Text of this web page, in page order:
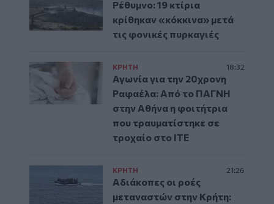
Ρέθυμνο: 19 κτίρια
κρίθηκαν «κόκκινα» μετά
τις φονικές πυρκαγιές
ΚΡΗΤΗ 18:32
Αγωνία για την 20χρονη
Ραφαέλα: Από το ΠΑΓΝΗ
στην Αθήνα η φοιτήτρια
που τραυματίστηκε σε
τροχαίο στο ΙΤΕ
ΚΡΗΤΗ 21:26
Αδιάκοπες οι ροές
μεταναστών στην Κρήτη: